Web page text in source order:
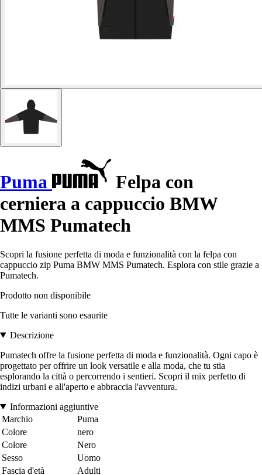
Puma
Felpa con
cerniera a cappuccio BMW
MMS Pumatech
Scopri la fusione perfetta di moda e funzionalità con la felpa con
cappuccio zip Puma BMW MMS Pumatech. Esplora con stile grazie a
Pumatech.
Prodotto non disponibile
Tutte le varianti sono esaurite
Descrizione
Pumatech offre la fusione perfetta di moda e funzionalità. Ogni capo è
progettato per offrire un look versatile e alla moda, che tu stia
esplorando la città o percorrendo i sentieri. Scopri il mix perfetto di
indizi urbani e all'aperto e abbraccia l'avventura.
Informazioni aggiuntive
Marchio
Puma
Colore
nero
Colore
Nero
Sesso
Uomo
Fascia d'età
Adulti